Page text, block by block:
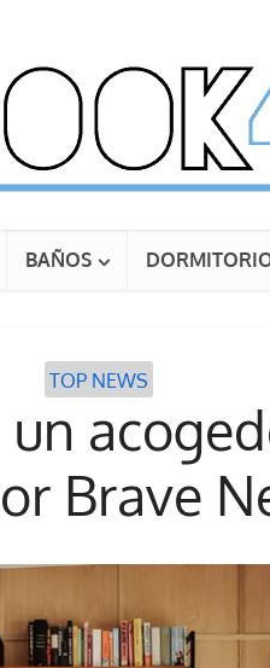
BAÑOS
TOP NEWS
un
Brave